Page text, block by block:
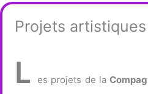
Projets
L es projets de la